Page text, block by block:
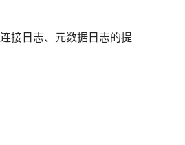
接日志、元数据日志的提